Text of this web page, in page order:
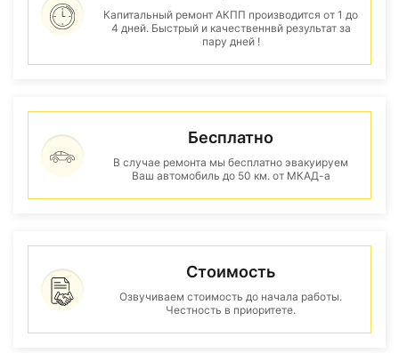
Капитальный ремонт АКПП производится от 1 до
4 дней. Быстрый и качественнвй результат за
пару дней !
Бесплатно
В случае ремонта мы бесплатно эвакуируем
Ваш автомобиль до 50 км. от МКАД-а
Стоимость
Озвучиваем стоимость до начала работы.
Честность в приоритете.